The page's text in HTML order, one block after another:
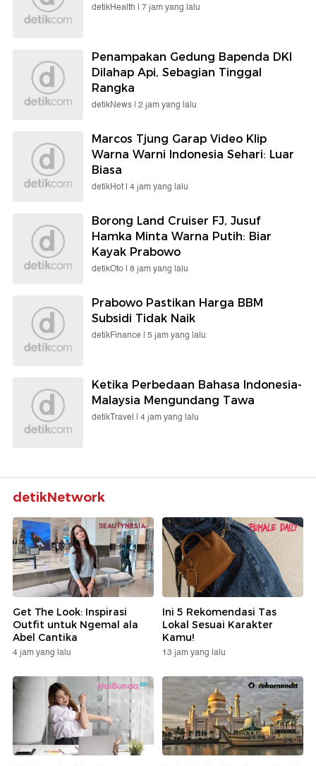
detikHealth | 7 jam yang lalu
Penampakan Gedung Bapenda DKI
Dilahap Api, Sebagian Tinggal
Rangka
detikNews | 2 jam yang lalu
Marcos Tjung Garap Video Klip
Warna Warni Indonesia Sehari: Luar
Biasa
detikHot | 4 jam yang lalu
Borong Land Cruiser FJ, Jusuf
Hamka Minta Warna Putih: Biar
Kayak Prabowo
detikOto | 8 jam yang lalu
Prabowo Pastikan Harga BBM
Subsidi Tidak Naik
detikFinance | 5 jam yang lalu
Ketika Perbedaan Bahasa Indonesia-
Malaysia Mengundang Tawa
detikTravel | 4 jam yang lalu
detikNetwork
Get The Look: Inspirasi
Outfit untuk Ngemal ala
Abel Cantika
4 jam yang lalu
Ini 5 Rekomendasi Tas
Lokal Sesuai Karakter
Kamu!
13 jam yang lalu